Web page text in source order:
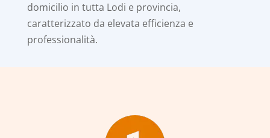
domicilio in tutta Lodi e provincia,
caratterizzato da elevata efficienza e
professionalità.